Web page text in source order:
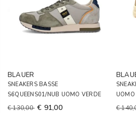
BLAUER
SNEAKERS BASSE
S6QUEENS01/NUB UOMO VERDE
€ 130,00 € 91,00
UOMO
€